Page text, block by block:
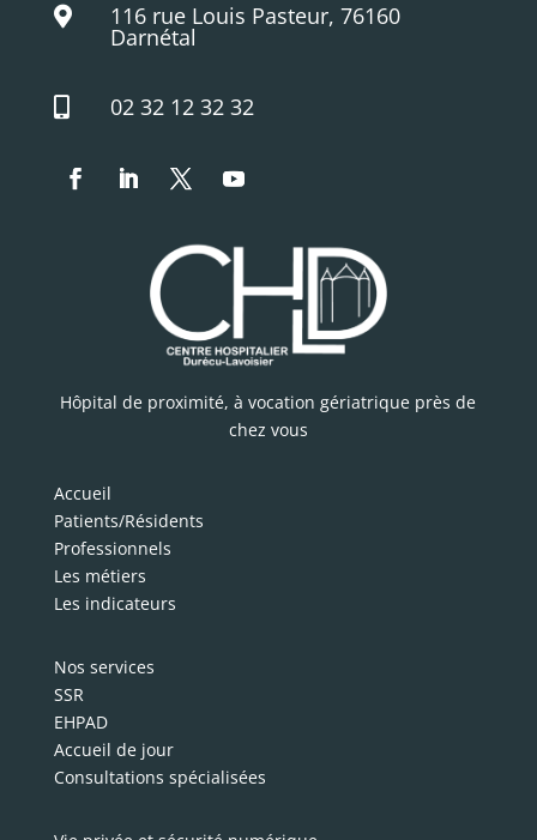
 116 rue Louis Pasteur, 76160
Darnétal
 02 32 12 32 32
Hôpital de proximité, à vocation gériatrique près de
chez vous
Accueil
Patients/Résidents
Professionnels
Les métiers
Les indicateurs
Nos services
SSR
EHPAD
Accueil de jour
Consultations spécialisées